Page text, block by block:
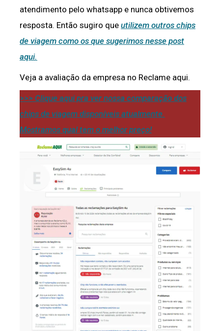
atendimento pelo whatsapp e nunca obtivemos
resposta. Então sugiro que utilizem outros chips
de viagem como os que sugerimos nesse post
aqui.
Veja a avaliação da empresa no Reclame aqui.
>>> Clique aqui pra ver nossa comparação dos
chips de viagem disponíveis atualmente.
Mostramos qual tem o melhor preço!